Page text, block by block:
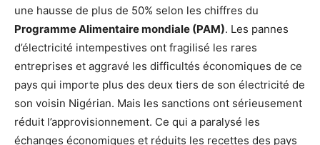
une hausse de plus de 50% selon les chiffres du
Programme Alimentaire mondiale (PAM). Les pannes
d’électricité intempestives ont fragilisé les rares
entreprises et aggravé les difficultés économiques de ce
pays qui importe plus des deux tiers de son électricité de
son voisin Nigérian. Mais les sanctions ont sérieusement
réduit l’approvisionnement. Ce qui a paralysé les
échanges économiques et réduits les recettes des pays